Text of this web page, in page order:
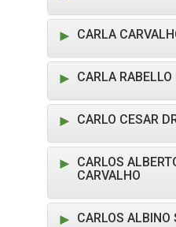
CARLA
CARLA
CARLO CESAR
CARLOS
CARVALHO
CARLOS ALBINO